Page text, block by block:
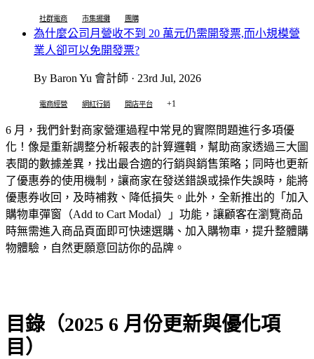
社群電商 市集擺攤 團購
為什麼公司月營收不到 20 萬元仍需開發票,而小規模營
業人卻可以免開發票?
By Baron Yu 會計師 · 23rd Jul, 2026
電商經營 網紅行銷 開店平台 +1
6 月，我們針對商家營運過程中常見的實際問題進行多項優
化！像是重新調整分析報表的計算邏輯，幫助商家透過三大圖
表間的數據差異，找出最合適的行銷與銷售策略；同時也更新
了優惠券的使用機制，讓商家在發送錯誤或操作失誤時，能將
優惠券收回，及時補救、降低損失。此外，全新推出的「加入
購物車彈窗（Add to Cart Modal）」功能，讓顧客在瀏覽商品
時無需進入商品頁面即可快速選購、加入購物車，提升整體購
物體驗，自然更願意回訪你的品牌。
目錄（2025 6 月份更新與優化項
目）